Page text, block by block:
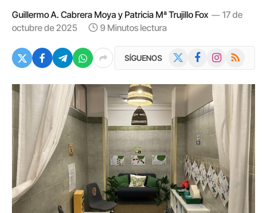
Guillermo A. Cabrera Moya y Patricia Mª Trujillo Fox
17 de
octubre de 2025
9 Minutos lectura
SÍGUENOS FacebookInstagram
RSS